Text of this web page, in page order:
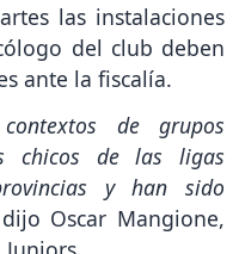
las instalaciones
del club deben
ante la fiscalía.
de grupos
chicos de las ligas
y han sido
dijo Oscar Mangione,